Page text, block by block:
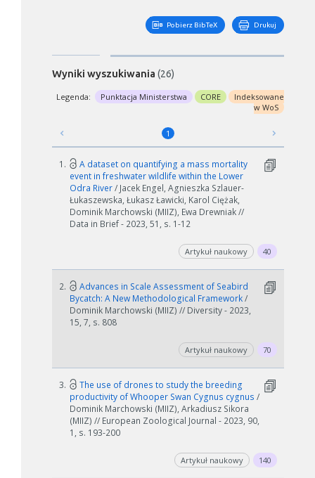
Pobierz BibTeX Drukuj
Wyniki wyszukiwania (26)
Legenda: Punktacja Ministerstwa CORE
Indeksowane
w WoS
1
1.
A dataset on quantifying a mass mortality
event in freshwater wildlife within the Lower
Odra River/ Jacek Engel, Agnieszka Szlauer-
Łukaszewska, Łukasz Ławicki, Karol Ciężak,
Dominik Marchowski (MIIZ), Ewa Drewniak //
Data in Brief - 2023, 51, s. 1-12
Artykuł naukowy 40
2.
Advances in Scale Assessment of Seabird
Bycatch: A New Methodological Framework/
Dominik Marchowski (MIIZ) // Diversity - 2023,
15, 7, s. 808
Artykuł naukowy 70
3.
The use of drones to study the breeding
productivity of Whooper Swan Cygnus cygnus /
Dominik Marchowski (MIIZ), Arkadiusz Sikora
(MIIZ) // European Zoological Journal - 2023, 90,
1, s. 193-200
Artykuł naukowy 140